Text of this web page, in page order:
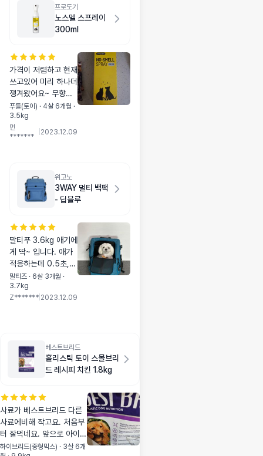
프로도기
노스멜 스프레이
300ml
가격이 저렴하고 현재
쓰고있어 미리 하나더
쟁겨왔어요~ 무향에
제품도 좋아서 만족하
며 잘쓰고 있어요^^
떨어질만 할때쯤 계속
푸들(토이) · 4살 6개월 ·
3.5kg
먼
*******
2023.12.09
위고노
3WAY 멀티 백팩
- 딥블루
말티푸 3.6kg 애기에
게 딱~ 입니다. 애가
적응하는데 0.5초,
본능적으로 들어가더
니 나가자고 하네요~
제품 퀄리티도 좋고,
싶네요~ 파격적인(?)
할인 부탁합니다~ 번
창하세요~
말티즈 · 6살 3개월 ·
3.7kg
Z******* 2023.12.09
베스트브리드
홀리스틱 토이 스몰브리
드 레시피 치킨 1.8kg
사료가 베스트브리드 다른
사료에비해 작고요. 처음부
터 잘먹네요. 앞으로 아이들
먹일생각이에요~
하이브리드(중형믹스) · 3살 6개